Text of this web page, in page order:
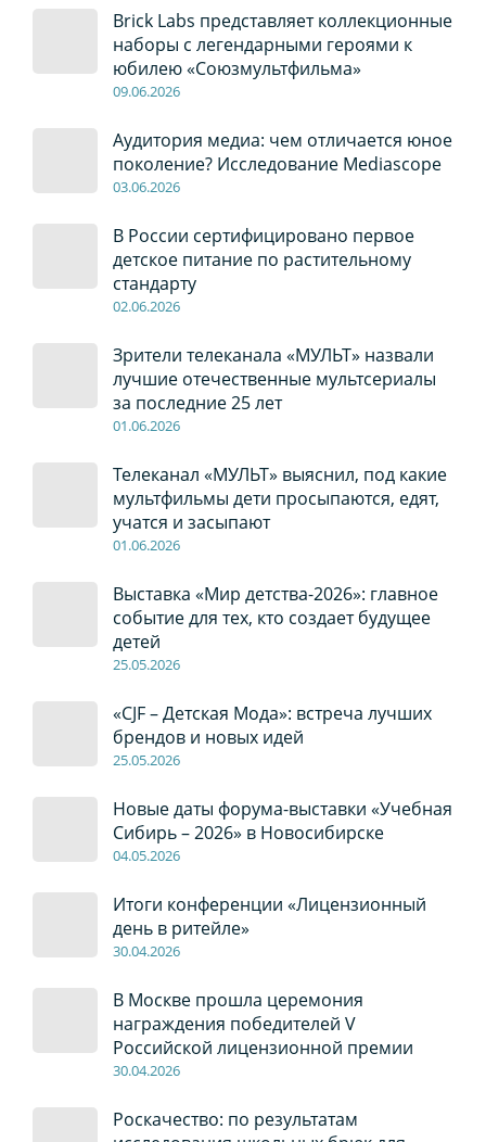
Brick Labs представляет коллекционные
наборы с легендарными героями к
юбилею «Союзмультфильма»
09.06.2026
Аудитория медиа: чем отличается юное
поколение? Исследование Mediascope
03.06.2026
В России сертифицировано первое
детское питание по растительному
стандарту
02.06.2026
Зрители телеканала «МУЛЬТ» назвали
лучшие отечественные мультсериалы
за последние 25 лет
01.06.2026
Телеканал «МУЛЬТ» выяснил, под какие
мультфильмы дети просыпаются, едят,
учатся и засыпают
01.06.2026
Выставка «Мир детства-2026»: главное
событие для тех, кто создает будущее
детей
25.05.2026
«CJF – Детская Мода»: встреча лучших
брендов и новых идей
25.05.2026
Новые даты форума-выставки «Учебная
Сибирь – 2026» в Новосибирске
04.05.2026
Итоги конференции «Лицензионный
день в ритейле»
30.04.2026
В Москве прошла церемония
награждения победителей V
Российской лицензионной премии
30.04.2026
Роскачество: по результатам